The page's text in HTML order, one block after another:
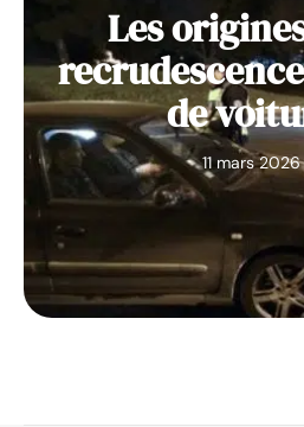
Les
de
11 mars 2026